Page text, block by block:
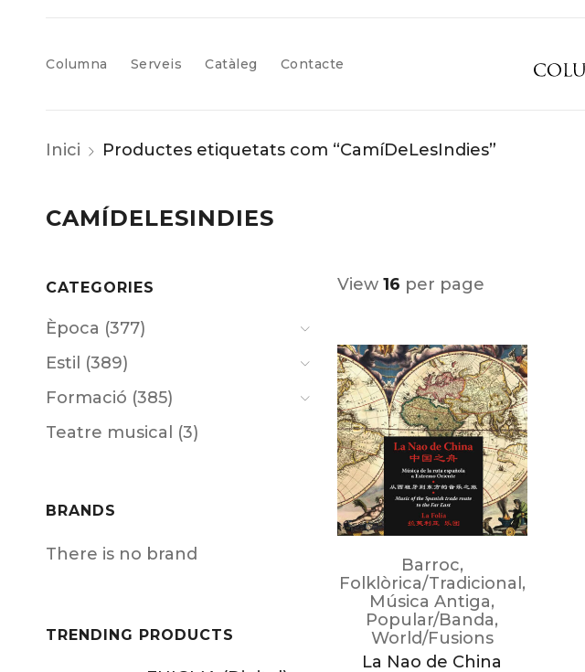
Columna Serveis Catàleg Contacte
Inici Productes etiquetats com “CamíDeLesIndies”
CAMÍDELESINDIES
CATEGORIES
Època (377)
Estil (389)
Formació (385)
Teatre musical (3)
BRANDS
There is no brand
TRENDING PRODUCTS
View 16 per page
Barroc,
Folklòrica/Tradicional ,
Música Antiga,
Popular/Banda,
World/Fusions
La Nao de China